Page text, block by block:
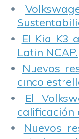
El Kia K3
Latin NCAP.
Nuevos
cinco
El
calificación
Nuevos